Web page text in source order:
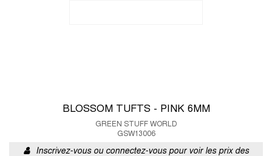
BLOSSOM TUFTS - PINK 6MM
GREEN STUFF WORLD
GSW13006
Inscrivez-vous ou connectez-vous pour voir les prix des